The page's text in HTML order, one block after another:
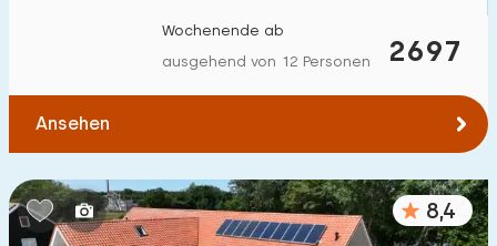
2697
Wochenende ab
ausgehend von 12 Personen
Ansehen
8,4